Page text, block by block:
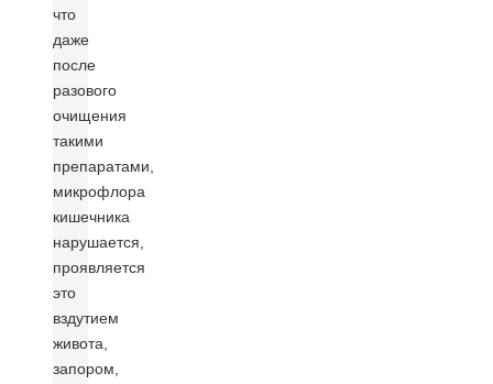
что
даже
после
разового
очищения
такими
препаратами,
микрофлора
кишечника
нарушается,
проявляется
это
вздутием
живота,
запором,